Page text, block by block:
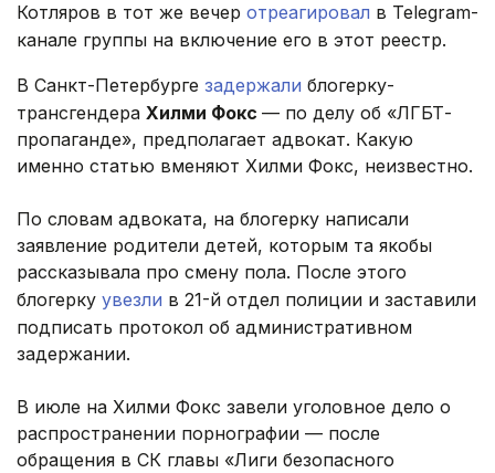
Котляров в тот же вечер отреагировал в Telegram-
канале группы на включение его в этот реестр.
В Санкт-Петербурге задержали блогерку-
трансгендера Хилми Фокс — по делу об «ЛГБТ-
пропаганде», предполагает адвокат. Какую
именно статью вменяют Хилми Фокс, неизвестно.
По словам адвоката, на блогерку написали
заявление родители детей, которым та якобы
рассказывала про смену пола. После этого
блогерку увезли в 21-й отдел полиции и заставили
подписать протокол об административном
задержании.
В июле на Хилми Фокс завели уголовное дело о
распространении порнографии — после
обращения в СК главы «Лиги безопасного